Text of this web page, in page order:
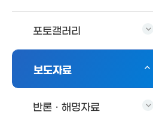
포토갤러리
보도자료
반론ㆍ해명자료